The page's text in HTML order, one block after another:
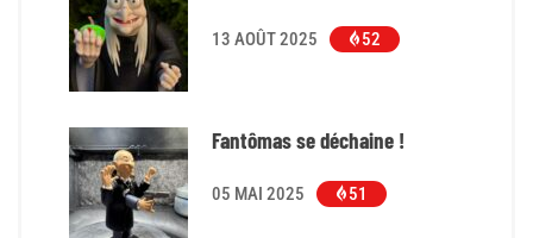
13 AOÛT 2025 52
Fantômas se déchaine !
05 MAI 2025 51